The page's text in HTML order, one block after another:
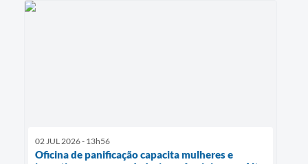
02 JUL 2026 - 13h56
Oficina de panificação capacita mulheres e